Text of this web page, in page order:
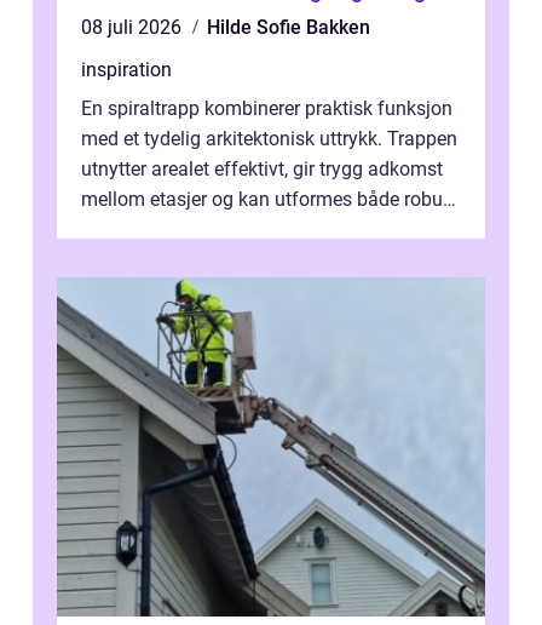
08 juli 2026
Hilde Sofie Bakken
inspiration
En spiraltrapp kombinerer praktisk funksjon
med et tydelig arkitektonisk uttrykk. Trappen
utnytter arealet effektivt, gir trygg adkomst
mellom etasjer og kan utformes både robust